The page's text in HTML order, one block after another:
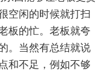
空闲的时候就打扫
板的忙。老板就夸
。当然有总结就说
和不足，例如不够